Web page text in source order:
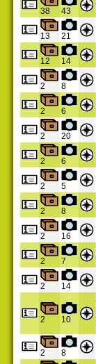
38 43
13 21
12 14
2 8
2 6
2 20
2 6
2 5
2 8
2 16
2 7
2 14
2 10
2 8